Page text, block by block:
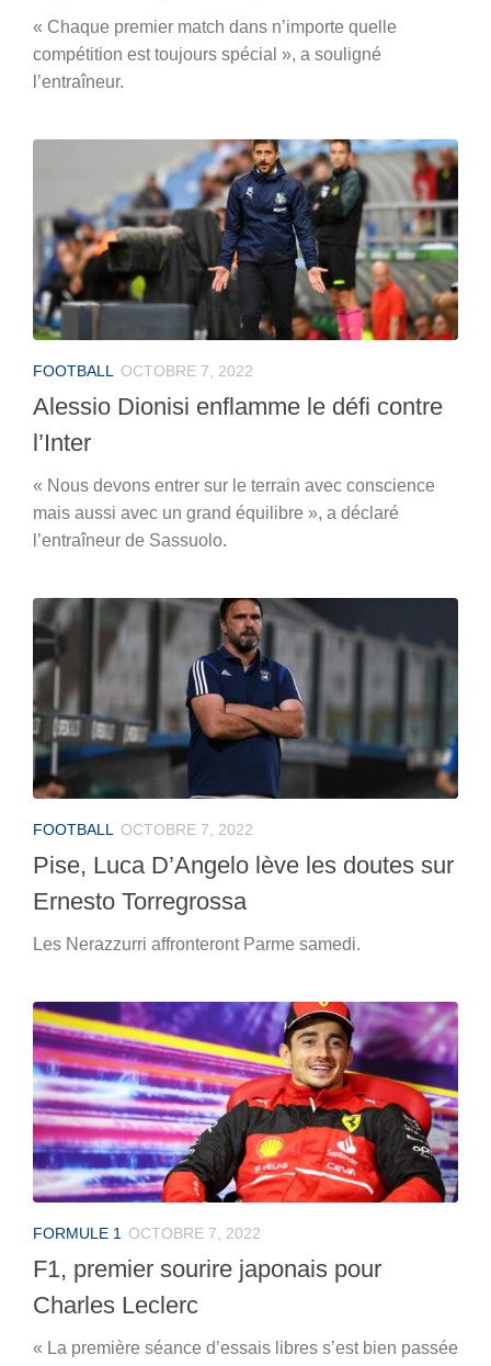
« Chaque premier match dans n’importe quelle
compétition est toujours spécial », a souligné
l’entraîneur.
FOOTBALL OCTOBRE 7, 2022
Alessio Dionisi enflamme le défi contre
l’Inter
« Nous devons entrer sur le terrain avec conscience
mais aussi avec un grand équilibre », a déclaré
l’entraîneur de Sassuolo.
FOOTBALL OCTOBRE 7, 2022
Pise, Luca D’Angelo lève les doutes sur
Ernesto Torregrossa
Les Nerazzurri affronteront Parme samedi.
FORMULE 1 OCTOBRE 7, 2022
F1, premier sourire japonais pour
Charles Leclerc
« La première séance d’essais libres s’est bien passée